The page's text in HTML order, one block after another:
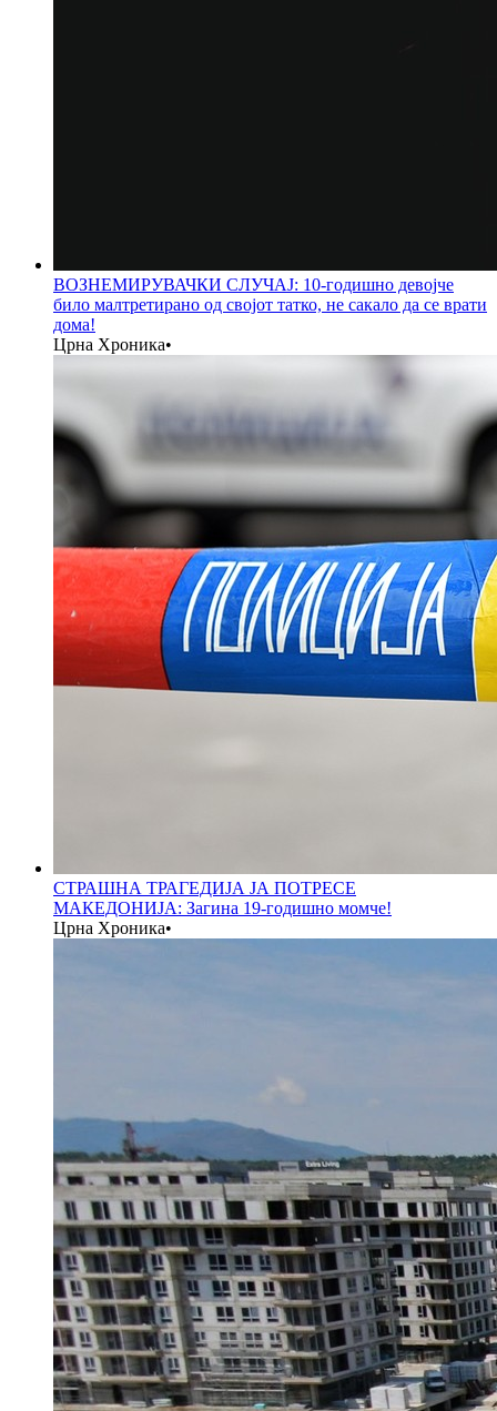
ВОЗНЕМИРУВАЧКИ СЛУЧАЈ: 10-годишно девојче
било малтретирано од својот татко, не сакало да се врати
дома!
Црна Хроника•
СТРАШНА ТРАГЕДИЈА ЈА ПОТРЕСЕ
МАКЕДОНИЈА: Загина 19-годишно момче!
Црна Хроника•